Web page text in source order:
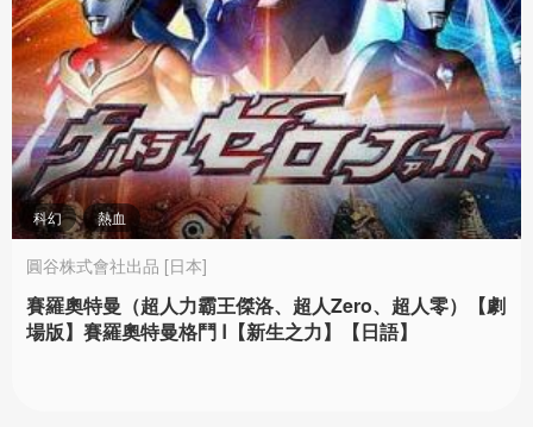
科幻 熱血
圓谷株式會社出品 [日本]
賽羅奧特曼（超人力霸王傑洛、超人Zero、超人零）【劇
場版】賽羅奧特曼格鬥 Ⅰ【新生之力】【日語】